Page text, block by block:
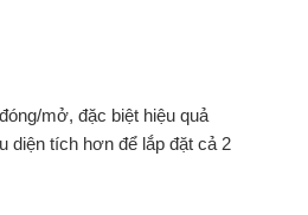
mở, đặc biệt hiệu quả
diện tích hơn để lắp đặt cả 2